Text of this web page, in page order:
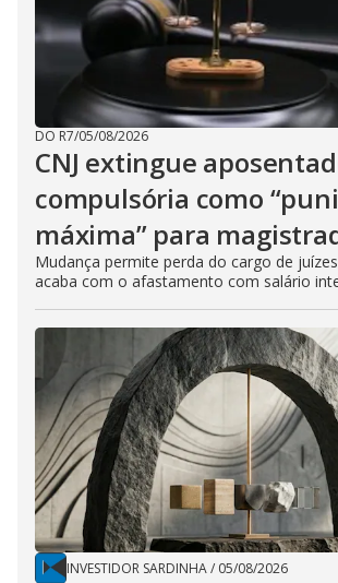
DO R7/05/08/2026
CNJ extingue
compulsória como
máxima” para
Mudança permite perda do cargo de
acaba com o afastamento com salário
INVESTIDOR SARDINHA/ 05/08/2026